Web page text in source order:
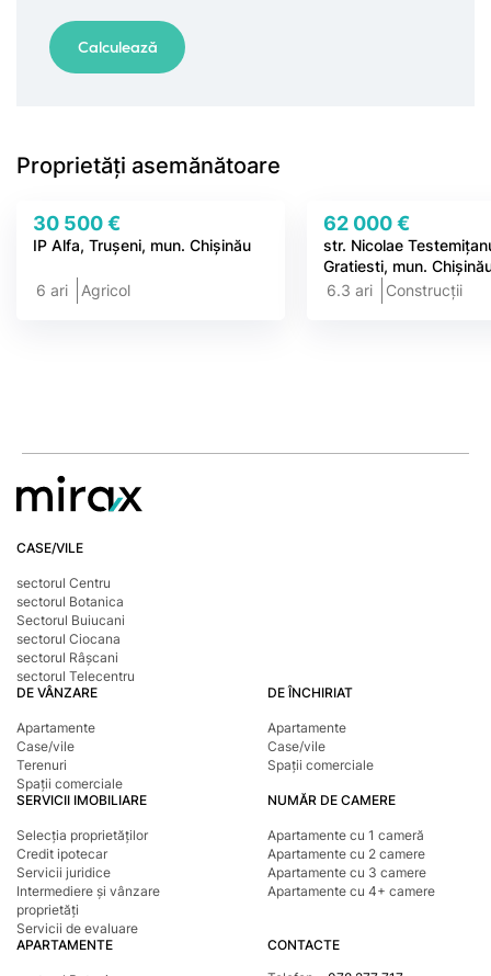
Proprietăți asemănătoare
30 500 €
IP Alfa, Trușeni, mun. Chișinău
6 ari Agricol
62 000 €
str. Nicolae
Gratiesti, mun.
6.3 ari
Construcții
CASE/VILE
sectorul Centru
sectorul Botanica
Sectorul Buiucani
sectorul Ciocana
sectorul Râșcani
sectorul Telecentru
DE VÂNZARE
Apartamente
Case/vile
Terenuri
Spații comerciale
DE ÎNCHIRIAT
Apartamente
Case/vile
Spații comerciale
SERVICII IMOBILIARE
Selecția proprietăților
Credit ipotecar
Servicii juridice
Intermediere și vânzare
proprietăți
Servicii de evaluare
NUMĂR DE CAMERE
Apartamente cu 1 cameră
Apartamente cu 2 camere
Apartamente cu 3 camere
Apartamente cu 4+ camere
APARTAMENTE
CONTACTE